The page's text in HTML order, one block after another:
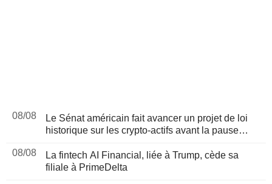
08/08
Le Sénat américain fait avancer un projet de loi
historique sur les crypto-actifs avant la pause
08/08
La fintech AI Financial, liée à Trump, cède sa
filiale à PrimeDelta